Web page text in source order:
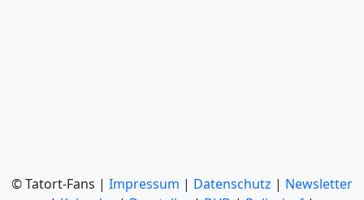
© Tatort-Fans | Impressum | Datenschutz | Newsletter